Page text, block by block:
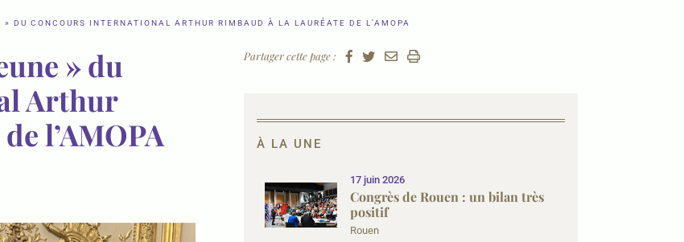
DU CONCOURS INTERNATIONAL ARTHUR RIMBAUD À LA LAURÉATE DE L’AMOPA
» du
Arthur
l’AMOPA
Partager cette page :
À LA UNE
17 juin 2026
Congrès de Rouen : un bilan très
positif
Rouen